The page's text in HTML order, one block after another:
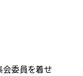
会委員を着せ